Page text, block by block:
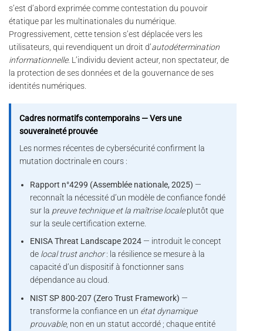
s’est d’abord exprimée comme contestation du pouvoir
étatique par les multinationales du numérique.
Progressivement, cette tension s’est déplacée vers les
utilisateurs, qui revendiquent un droit d’autodétermination
informationnelle. L’individu devient acteur, non spectateur, de
la protection de ses données et de la gouvernance de ses
identités numériques.
Cadres normatifs contemporains — Vers une
souveraineté prouvée
Les normes récentes de cybersécurité confirment la
mutation doctrinale en cours :
Rapport n°4299 (Assemblée nationale, 2025) —
reconnaît la nécessité d’un modèle de confiance fondé
sur la preuve technique et la maîtrise localeplutôt que
sur la seule certification externe.
ENISA Threat Landscape 2024 — introduit le concept
de local trust anchor: la résilience se mesure à la
capacité d’un dispositif à fonctionner sans
dépendance au cloud.
NIST SP 800-207 (Zero Trust Framework) —
transforme la confiance en un état dynamique
prouvable, non en un statut accordé ; chaque entité